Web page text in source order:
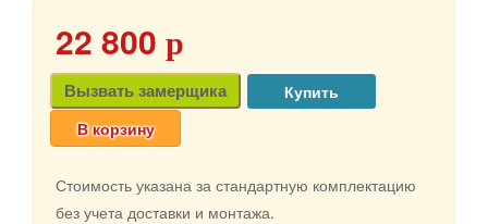
22 800 p
Вызвать замерщика
В корзину
Стоимость указана за стандартную комплектацию
без учета доставки и монтажа.